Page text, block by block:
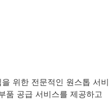
위한 전문적인 원스톱 서비
품 공급 서비스를 제공하고